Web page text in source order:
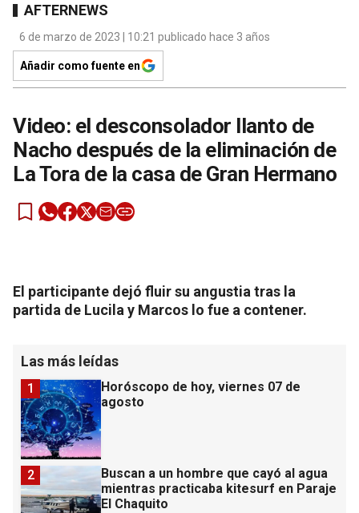
AFTERNEWS
6 de marzo de 2023 | 10:21 publicado hace 3 años
Añadir como fuente en
Video: el desconsolador llanto de
Nacho después de la eliminación de
La Tora de la casa de Gran Hermano
El participante dejó fluir su angustia tras la
partida de Lucila y Marcos lo fue a contener.
Las más leídas
Horóscopo de hoy, viernes 07 de
agosto
1
Buscan a un hombre que cayó al agua
mientras practicaba kitesurf en Paraje
El Chaquito
2